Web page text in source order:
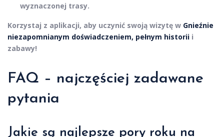
wyznaczonej trasy.
Korzystaj z aplikacji, aby uczynić swoją wizytę w Gnieźnie
niezapomnianym doświadczeniem, pełnym historii i
zabawy!
FAQ – najczęściej zadawane
pytania
Jakie są najlepsze pory roku na